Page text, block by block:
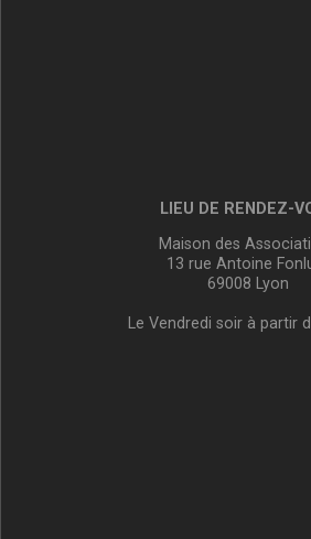
LIEU DE RENDEZ-
Maison des
13 rue Antoine
69008 Lyon
Le Vendredi soir à partir